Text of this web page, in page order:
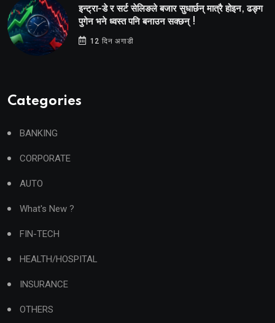
इन्ट्रा-डे र सर्ट सेलिङले बजार सुधार्छन् मात्रै होइन, ढङ्ग
पुगेन भने ध्वस्त पनि बनाउन सक्छन् !
12 दिन अगाडी
Categories
BANKING
CORPORATE
AUTO
What's New ?
FIN-TECH
HEALTH/HOSPITAL
INSURANCE
OTHERS